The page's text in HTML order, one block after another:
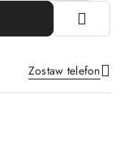
Zostaw telefon